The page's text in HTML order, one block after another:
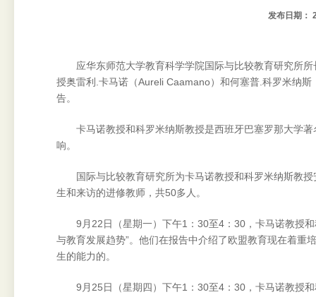
发布日期：
应华东师范大学教育科学学院国际与比较教育研究所
授奥雷利.卡马诺（Aureli Caamano）和何塞普.科罗米纳
告。
卡马诺教授和科罗米纳斯教授是西班牙巴塞罗那大学
响。
国际与比较教育研究所为卡马诺教授和科罗米纳斯教
生和来访的进修教师，共50多人。
9月22日（星期一）下午1：30至4：30，卡马诺教授
与教育发展趋势”。他们在报告中介绍了欧盟教育现在着重
生的能力的。
9月25日（星期四）下午1：30至4：30，卡马诺教授